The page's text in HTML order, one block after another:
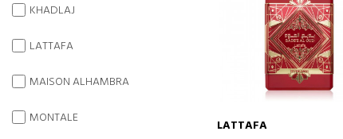
LATTAFA
KHADLAJ
LATTAFA
MAISON ALHAMBRA
MONTALE